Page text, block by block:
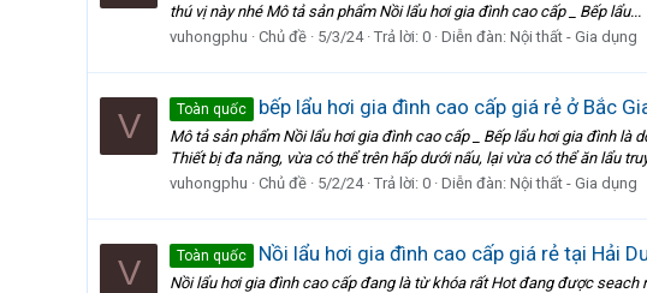
thú vị này nhé Mô tả sản phẩm Nồi lẩu hơi gia đình cao cấp _ Bếp lẩu...
vuhongphu
Chủ đề 5/3/24 Trả lời: 0 Diễn đàn: Nội thất - Gia dụng
V Toàn quốc bếp lẩu hơi gia đình cao cấp giá rẻ ở Bắc
Mô tả sản phẩm Nồi lẩu hơi gia đình cao cấp _ Bếp lẩu hơi gia đình là
Thiết bị đa năng, vừa có thể trên hấp dưới nấu, lại vừa có thể ăn lẩu
vuhongphu
Chủ đề 5/2/24 Trả lời: 0 Diễn đàn: Nội thất - Gia dụng
V Toàn quốc Nồi lẩu hơi gia đình cao cấp giá rẻ tại Hải
Nồi lẩu hơi gia đình cao cấp đang là từ khóa rất Hot đang được